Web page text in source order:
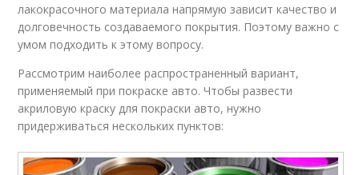
лакокрасочного материала напрямую зависит качество и
долговечность создаваемого покрытия. Поэтому важно с
умом подходить к этому вопросу.
Рассмотрим наиболее распространенный вариант,
применяемый при покраске авто. Чтобы развести
акриловую краску для покраски авто, нужно
придерживаться нескольких пунктов: